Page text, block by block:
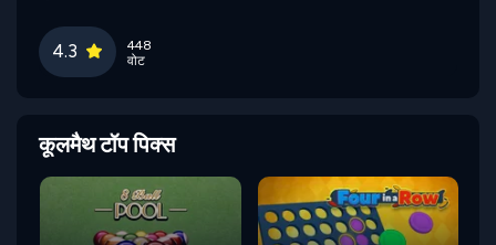
4.3
448
वोट
कूलमैथ टॉप पिक्स